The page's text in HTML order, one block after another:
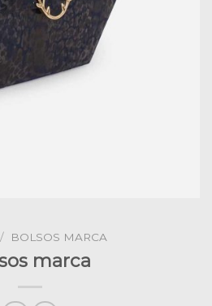
/ BOLSOS MARCA
marca